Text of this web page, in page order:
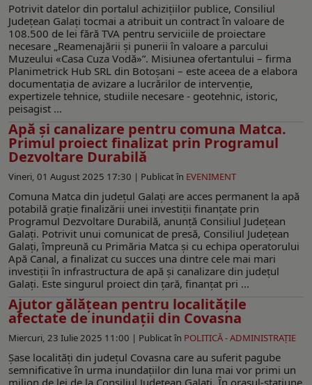
Potrivit datelor din portalul achizițiilor publice, Consiliul
Județean Galați tocmai a atribuit un contract în valoare de
108.500 de lei fără TVA pentru serviciile de proiectare
necesare „Reamenajării și punerii în valoare a parcului
Muzeului «Casa Cuza Vodă»”. Misiunea ofertantului – firma
Planimetrick Hub SRL din Botoșani – este aceea de a elabora
documentația de avizare a lucrărilor de intervenție,
expertizele tehnice, studiile necesare - geotehnic, istoric,
peisagist ...
Apă și canalizare pentru comuna Matca.
Primul proiect finalizat prin Programul
Dezvoltare Durabilă
Vineri, 01 August 2025 17:30 | Publicat în EVENIMENT
Comuna Matca din județul Galați are acces permanent la apă
potabilă grație finalizării unei investiții finanțate prin
Programul Dezvoltare Durabilă, anunță Consiliul Județean
Galați. Potrivit unui comunicat de presă, Consiliul Județean
Galați, împreună cu Primăria Matca și cu echipa operatorului
Apă Canal, a finalizat cu succes una dintre cele mai mari
investiții în infrastructura de apă și canalizare din județul
Galați. Este singurul proiect din țară, finanțat pri ...
Ajutor gălăţean pentru localitățile
afectate de inundații din Covasna
Miercuri, 23 Iulie 2025 11:00 | Publicat în POLITICĂ - ADMINISTRAŢIE
Şase localităţi din județul Covasna care au suferit pagube
semnificative în urma inundaţiilor din luna mai vor primi un
milion de lei de la Consiliul Judeţean Galaţi. În oraşul-staţiune